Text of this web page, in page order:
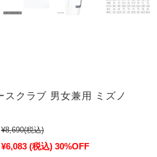
クラブ 男女兼用 ミズノ
¥8,690(税込)
¥6,083 (税込) 30%OFF